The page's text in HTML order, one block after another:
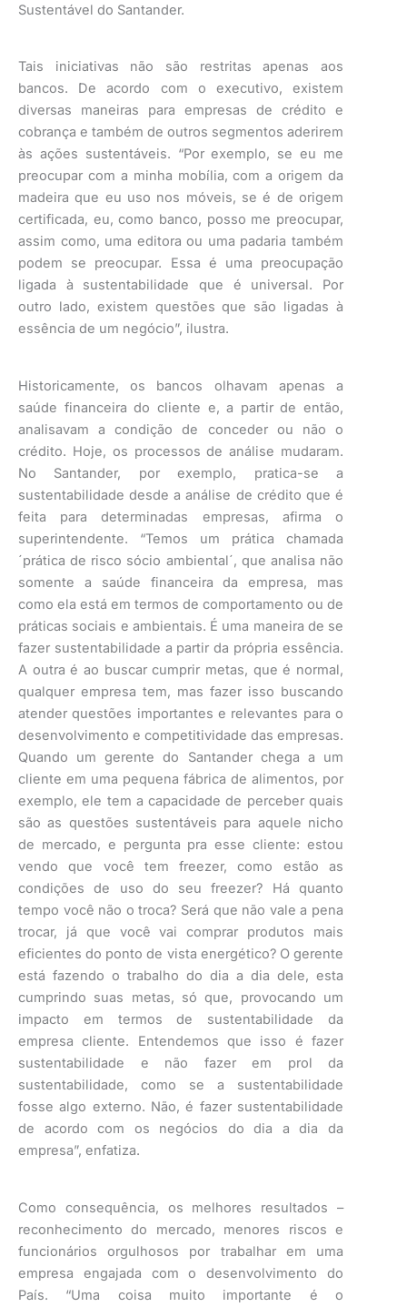
Sustentável do Santander.
Tais iniciativas não são restritas apenas aos
bancos. De acordo com o executivo, existem
diversas maneiras para empresas de crédito e
cobrança e também de outros segmentos aderirem
às ações sustentáveis. “Por exemplo, se eu me
preocupar com a minha mobília, com a origem da
madeira que eu uso nos móveis, se é de origem
certificada, eu, como banco, posso me preocupar,
assim como, uma editora ou uma padaria também
podem se preocupar. Essa é uma preocupação
ligada à sustentabilidade que é universal. Por
outro lado, existem questões que são ligadas à
essência de um negócio”, ilustra.
Historicamente, os bancos olhavam apenas a
saúde financeira do cliente e, a partir de então,
analisavam a condição de conceder ou não o
crédito. Hoje, os processos de análise mudaram.
No Santander, por exemplo, pratica-se a
sustentabilidade desde a análise de crédito que é
feita para determinadas empresas, afirma o
superintendente. “Temos um prática chamada
´prática de risco sócio ambiental´, que analisa não
somente a saúde financeira da empresa, mas
como ela está em termos de comportamento ou de
práticas sociais e ambientais. É uma maneira de se
fazer sustentabilidade a partir da própria essência.
A outra é ao buscar cumprir metas, que é normal,
qualquer empresa tem, mas fazer isso buscando
atender questões importantes e relevantes para o
desenvolvimento e competitividade das empresas.
Quando um gerente do Santander chega a um
cliente em uma pequena fábrica de alimentos, por
exemplo, ele tem a capacidade de perceber quais
são as questões sustentáveis para aquele nicho
de mercado, e pergunta pra esse cliente: estou
vendo que você tem freezer, como estão as
condições de uso do seu freezer? Há quanto
tempo você não o troca? Será que não vale a pena
trocar, já que você vai comprar produtos mais
eficientes do ponto de vista energético? O gerente
está fazendo o trabalho do dia a dia dele, esta
cumprindo suas metas, só que, provocando um
impacto em termos de sustentabilidade da
empresa cliente. Entendemos que isso é fazer
sustentabilidade e não fazer em prol da
sustentabilidade, como se a sustentabilidade
fosse algo externo. Não, é fazer sustentabilidade
de acordo com os negócios do dia a dia da
empresa”, enfatiza.
Como consequência, os melhores resultados –
reconhecimento do mercado, menores riscos e
funcionários orgulhosos por trabalhar em uma
empresa engajada com o desenvolvimento do
País. “Uma coisa muito importante é o